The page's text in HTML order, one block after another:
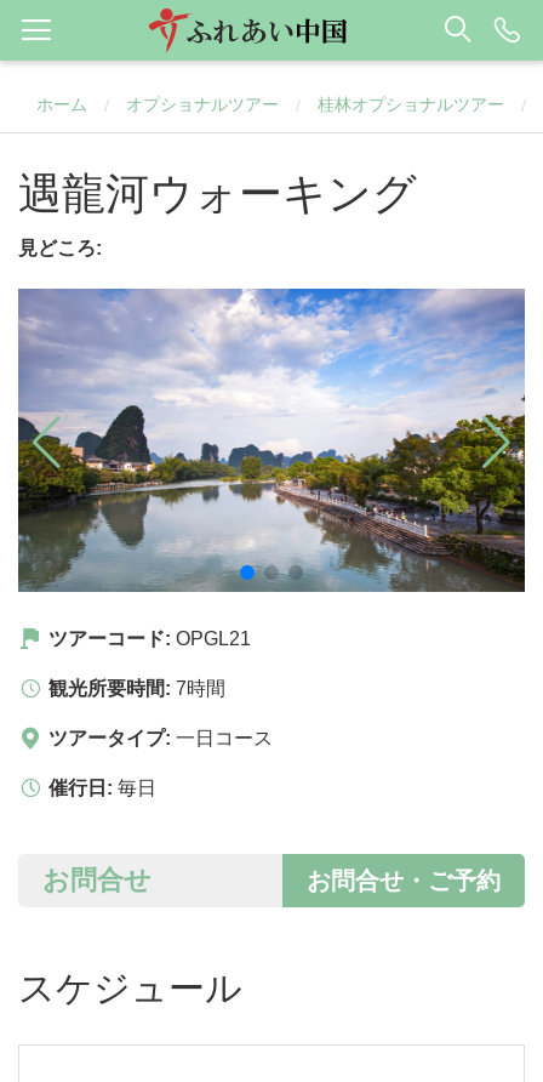
ホーム / オプショナルツアー / 桂林オプショナルツアー /
遇龍河ウォーキング
見どころ:
ツアーコード: OPGL21
観光所要時間: 7時間
ツアータイプ: 一日コース
催行日: 毎日
お問合せ・ご予約
お問合せ
スケジュール